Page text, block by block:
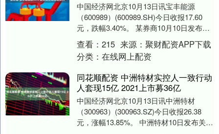
中国经济网北京10月13日讯宝丰能源
（600989）(600989.SH)今日收报17.60
元，跌幅3.40%。 某券商10月10日发布研
报《宝丰能源：煤制烯烃....
查看： 215 来源： 聚财配资APP下载
分类： 在线网上配资
同花顺配资 中洲特材实控人一致行动
人套现15亿 2021上市募36亿
中国经济网北京10月13日讯中洲特材
（300963）(300963.SZ)今日收报26.38
元，涨幅13.85%。 中洲特材10日发布关于